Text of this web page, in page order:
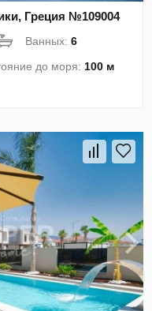
Греция №109004
Ванных:6
до моря: 100 м